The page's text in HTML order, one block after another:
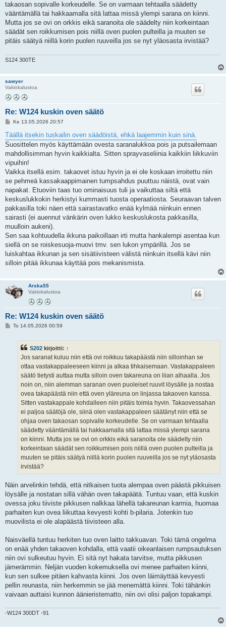
takaosan sopivalle korkeudelle. Se on varmaan tehtaalla säädetty
vääntämällä tai hakkaamalla sitä lattaa missä ylempi sarana on kiinni.
Mutta jos se ovi on orkkis eikä saranoita ole säädelty niin korkeintaan
säädät sen roikkumisen pois niillä oven puolen pulteilla ja muuten se
pitäis säätyä niillä korin puolen ruuveilla jos se nyt yläosasta irvistää?
S124 300TE
sawyer
Vakiokalustoa
Re: W124 kuskin oven säätö
V
e
s
t
i
Ke 13.05.2026 20:57
Täällä itsekin tuskailin oven säädöistä, ehkä laajemmin kuin sinä.
Suosittelen myös käyttämään ovesta saranalukkoa pois ja putsailemaan
mahdollisimman hyvin kaikkialta. Sitten sprayvaseliinia kaikkiin liikkuviin
vipuihin!
Vaikka itsellä esim. takaovet istuu hyvin ja ei ole koskaan irroitettu niin
se pehmeä kassakaappimainen tumpsahdus puuttuu näistä, ovat vain
napakat. Etuoviin taas tuo ominaisuus tuli ja vaikuttaa siltä että
keskuslukkokin herkistyi kummasti tuosta operaatiosta. Seuraavan talven
pakkasilla toki näen että sairastavatko enää kylmää niinkuin ennen
sairasti (ei auennut vänkärin oven lukko keskuslukosta pakkasilla,
muulloin aukeni).
Sen saa kohtuudella ikkuna paikoillaan irti mutta hankalempi asentaa kun
siellä on se roiskesuoja-muovi tmv. sen lukon ympärillä. Jos se
luiskahtaa ikkunan ja sen sisätiivisteen välistä niinkuin itsellä kävi niin
silloin pitää ikkunaa käyttää pois mekanismista.
Arska55
Vakiokalustoa
Re: W124 kuskin oven säätö
VTo 14.05.2026 00:59
S202 kirjoitti: ↑
Jos saranat kuluu niin että ovi roikkuu takapäästä niin silloinhan se
ottaa vastakappaleeseen kiinni ja alkaa tihkaisemaan. Vastakappaleen
säätö tietysti auttaa mutta silloin oven takareuna on liian alhaalla. Jos
noin on, niin alemman saranan oven puoleiset ruuvit löysälle ja nostaa
ovea takapäästä niin että oven yläreuna on linjassa takaoven kanssa.
Sitten vastakappale kohdalleen niin pitäis toimia hyvin. Takaovessahan
ei paljoa säätöjä ole, siinä olen vastakappaleen säätänyt niin että se
ohjaa oven takaosan sopivalle korkeudelle. Se on varmaan tehtaalla
säädetty vääntämällä tai hakkaamalla sitä lattaa missä ylempi sarana
on kiinni. Mutta jos se ovi on orkkis eikä saranoita ole säädelty niin
korkeintaan säädät sen roikkumisen pois niillä oven puolen pulteilla ja
muuten se pitäis säätyä niillä korin puolen ruuveilla jos se nyt yläosasta
irvistää?
Näin arvelinkin tehdä, että nitkaisen tuota alempaa oven päästä pikkuisen
löysälle ja nostatan sillä vähän oven takapäätä. Tuntuu vaan, että kuskin
ovessa joku tiiviste pikkusen nalkkaa lähellä takareunan karmia, huomaa
parhaiten kun ovea liikuttaa kevyesti kohti b-pilaria. Jotenkin tuo
muovilista ei ole alapäästä tiivisteen alla.
Naisväellä tuntuu herkiten tuo oven laitto takkuavan. Toki tämä ongelma
on enää yhden takaoven kohdalla, että vaatii oikeanlaisen rumpsautuksen
niin ovi sulkeutuu hyvin. Ei sitä nyt hakata tarvitse, mutta pikkusen
jämerämmin. Neljän vuoden kokemuksella ovi menee parhaiten kiinni,
kun sen sulkee pitäen kahvasta kiinni. Jos oven läimäyttää kevyesti
pellin reunasta, niin herkemmin se jää menemättä kiinni. Toki tähänkin
vaivaan auttaisi kunnon äänieristematto, niin ovi olisi paljon topakampi.
-W124 300DT -91